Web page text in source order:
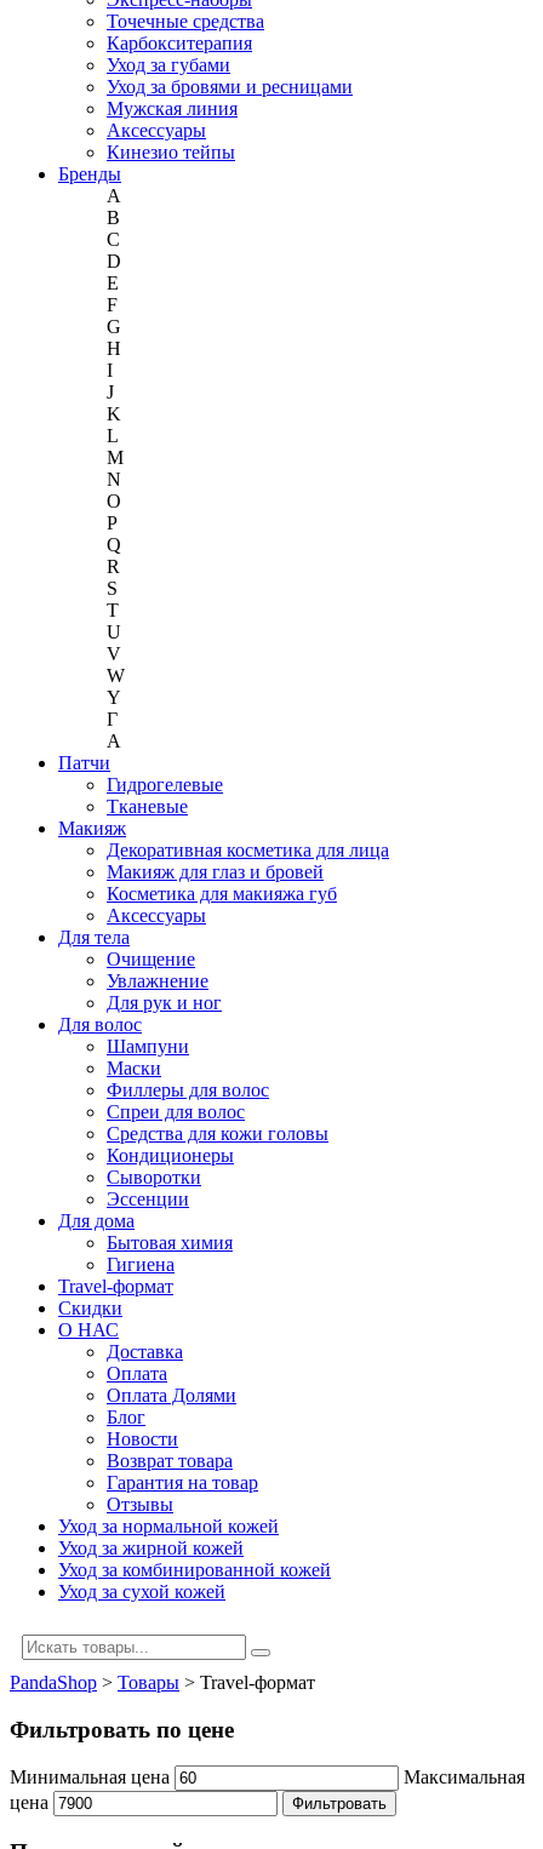
Точечные средства
Карбокситерапия
Уход за губами
Уход за бровями и ресницами
Мужская линия
Аксессуары
Кинезио тейпы
Бренды
A
B
C
D
E
F
G
H
I
J
K
L
M
N
O
P
Q
R
S
T
U
V
W
Y
Г
A
Патчи
Гидрогелевые
Тканевые
Макияж
Декоративная косметика для лица
Макияж для глаз и бровей
Косметика для макияжа губ
Аксессуары
Для тела
Очищение
Увлажнение
Для рук и ног
Для волос
Шампуни
Маски
Филлеры для волос
Спреи для волос
Средства для кожи головы
Кондиционеры
Сыворотки
Эссенции
Для дома
Бытовая химия
Гигиена
Travel-формат
Скидки
О НАС
Доставка
Оплата
Оплата Долями
Блог
Новости
Возврат товара
Гарантия на товар
Отзывы
Уход за нормальной кожей
Уход за жирной кожей
Уход за комбинированной кожей
Уход за сухой кожей
PandaShop > Товары > Travel-формат
Фильтровать по цене
Минимальная цена
Максимальная
цена
Фильтровать